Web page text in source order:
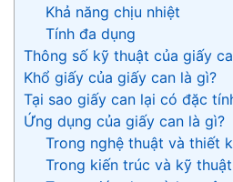
Khả năng chịu nhiệt
Tính đa dụng
Thông số kỹ thuật của giấy
Khổ giấy của giấy can là gì?
Tại sao giấy can lại có đặc
Ứng dụng của giấy can là gì?
Trong nghệ thuật và thiết
Trong kiến trúc và kỹ thuật